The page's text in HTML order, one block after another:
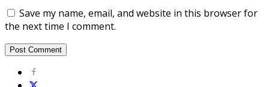
Save my name, email, and website in this browser for
the next time I comment.